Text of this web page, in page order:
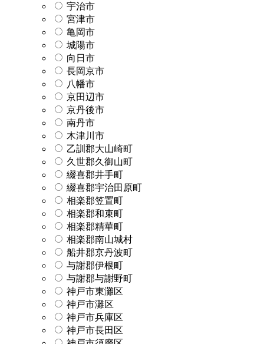
宇治市
宮津市
亀岡市
城陽市
向日市
長岡京市
八幡市
京田辺市
京丹後市
南丹市
木津川市
乙訓郡大山崎町
久世郡久御山町
綴喜郡井手町
綴喜郡宇治田原町
相楽郡笠置町
相楽郡和束町
相楽郡精華町
相楽郡南山城村
船井郡京丹波町
与謝郡伊根町
与謝郡与謝野町
神戸市東灘区
神戸市灘区
神戸市兵庫区
神戸市長田区